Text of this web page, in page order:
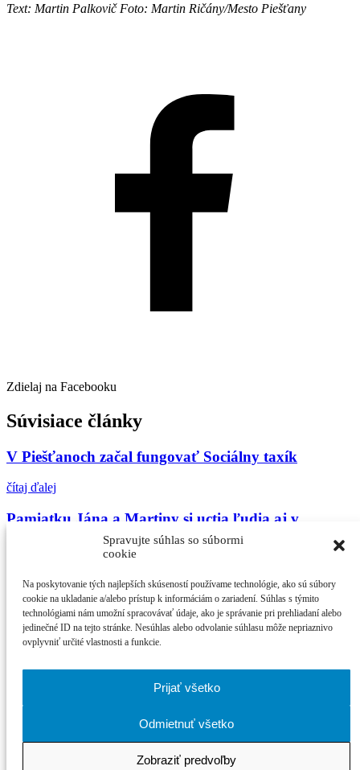
Spravujte súhlas so súbormi
cookie
Na poskytovanie tých najlepších skúseností používame technológie, ako sú súbory
cookie na ukladanie a/alebo prístup k informáciám o zariadení. Súhlas s týmito
technológiami nám umožní spracovávať údaje, ako je správanie pri prehliadaní alebo
jedinečné ID na tejto stránke. Nesúhlas alebo odvolanie súhlasu môže nepriaznivo
ovplyvniť určité vlastnosti a funkcie.
Prijať všetko
Odmietnuť všetko
Zobraziť predvoľby
Text: Martin Palkovič Foto: Martin Ričány/Mesto Piešťany
Zdielaj na Facebooku
Súvisiace články
V Piešťanoch začal fungovať Sociálny taxík
čítaj ďalej
Pamiatku Jána a Martiny si uctia ľudia aj v
Zažite september v ARTE
čítaj ďalej
21. ročník MFF Cinematik otvorí svetová premi...
zPiešťan.sk